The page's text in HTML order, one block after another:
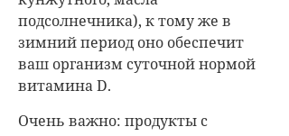
подсолнечника), к тому же в
зимний период оно обеспечит
ваш организм суточной нормой
витамина D.
Очень важно: продукты с